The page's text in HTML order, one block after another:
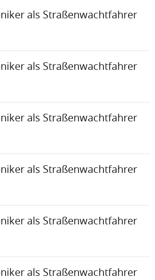
als Straßenwachtfahrer
als Straßenwachtfahrer
als Straßenwachtfahrer
als Straßenwachtfahrer
als Straßenwachtfahrer
als Straßenwachtfahrer